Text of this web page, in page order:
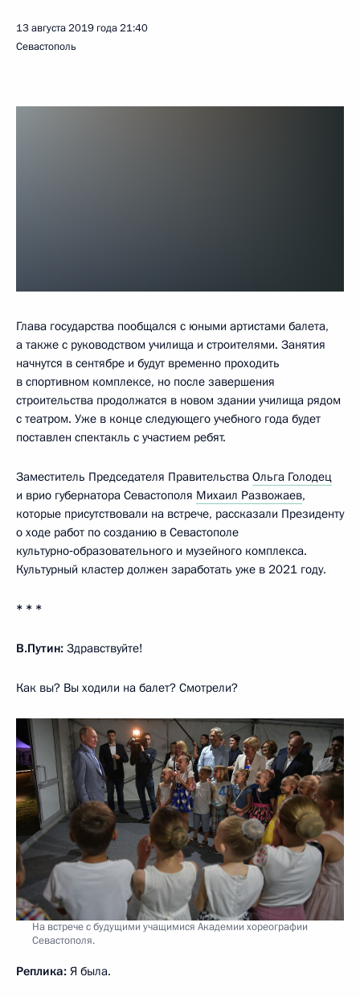
13 августа 2019 года21:40
Севастополь
Глава государства пообщался с юными артистами балета,
а также с руководством училища и строителями. Занятия
начнутся в сентябре и будут временно проходить
в спортивном комплексе, но после завершения
строительства продолжатся в новом здании училища рядом
с театром. Уже в конце следующего учебного года будет
поставлен спектакль с участием ребят.
Заместитель Председателя Правительства Ольга Голодец
и врио губернатора Севастополя Михаил Развожаев,
которые присутствовали на встрече, рассказали Президенту
о ходе работ по созданию в Севастополе
культурно‑образовательного и музейного комплекса.
Культурный кластер должен заработать уже в 2021 году.
* * *
В.Путин: Здравствуйте!
Как вы? Вы ходили на балет? Смотрели?
На встрече с будущими учащимися Академии хореографии
Севастополя.
Реплика: Я была.